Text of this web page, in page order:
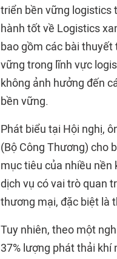
triển bền vững logistics
hành tốt về Logistics
bao gồm các bài
vững trong lĩnh vực
không ảnh hưởng đến
bền vững.
Phát biểu tại Hội nghị,
(Bộ Công Thương) cho
mục tiêu của nhiều nền
dịch vụ có vai trò quan
thương mại, đặc biệt là
Tuy nhiên, theo một
37% lượng phát thải